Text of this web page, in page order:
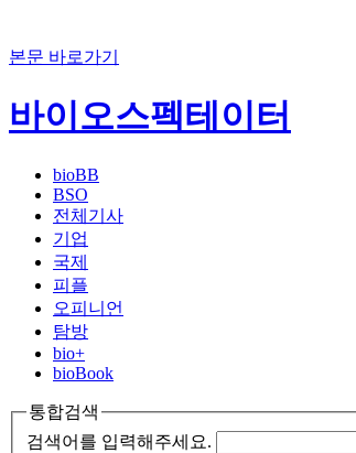
본문 바로가기
바이오스펙테이터
bioBB
BSO
전체기사
기업
국제
피플
오피니언
탐방
bio+
bioBook
통합검색
검색어를 입력해주세요.